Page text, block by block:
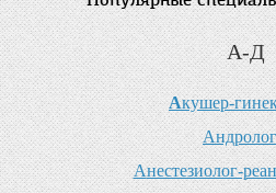
А-Д
Акушер-
Андролог
Анестезиолог-